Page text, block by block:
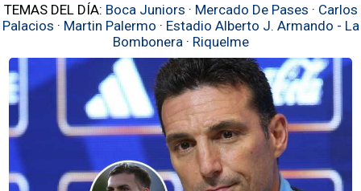
TEMAS DEL DÍA: Boca Juniors · Mercado De Pases · Carlos
Palacios · Martin Palermo · Estadio Alberto J. Armando - La
Bombonera · Riquelme